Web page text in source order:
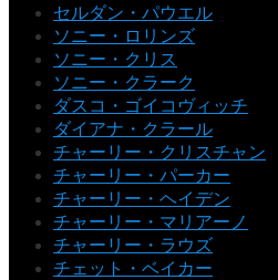
セルダン・パウエル
ソニー・ロリンズ
ソニー・クリス
ソニー・クラーク
ダスコ・ゴイコヴィッチ
ダイアナ・クラール
チャーリー・クリスチャン
チャーリー・パーカー
チャーリー・ヘイデン
チャーリー・マリアーノ
チャーリー・ラウズ
チェット・ベイカー